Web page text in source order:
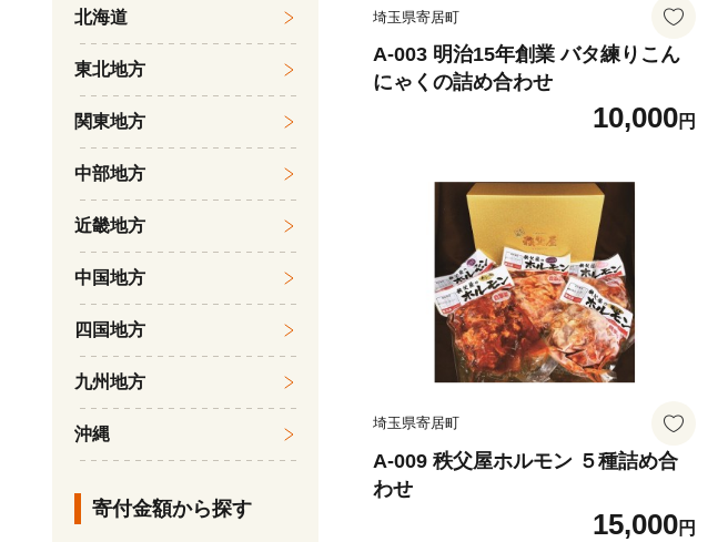
埼玉県寄居町
A-003 明治15年創業 バタ練りこん
にゃくの詰め合わせ
10,000円
埼玉県寄居町
A-009 秩父屋ホルモン ５種詰め合
わせ
15,000円
北海道
東北地方
関東地方
中部地方
近畿地方
中国地方
四国地方
九州地方
沖縄
寄付金額から探す